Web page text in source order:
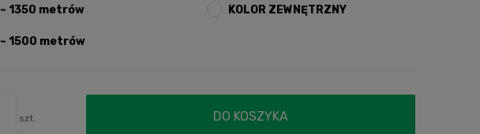
~ 1350 metrów
~ 1500 metrów
KOLOR ZEWNĘTRZNY
szt. DO KOSZYKA